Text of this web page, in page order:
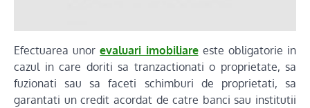
Efectuarea unorevaluari imobiliareeste obligatorie in
cazul in care doriti sa tranzactionati o proprietate, sa
fuzionati sau sa faceti schimburi de proprietati, sa
garantati un credit acordat de catre banci sau institutii